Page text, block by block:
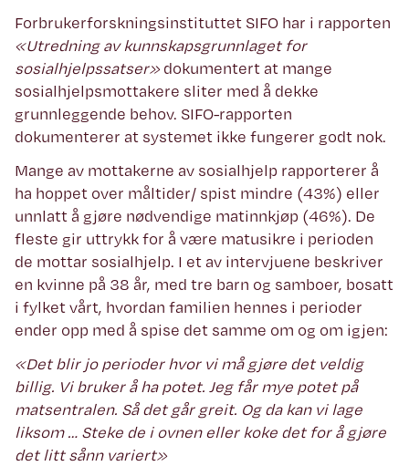
Forbrukerforskningsinstituttet SIFO har i rapporten
«Utredning av kunnskapsgrunnlaget for
sosialhjelpssatser»dokumentert at mange
sosialhjelpsmottakere sliter med å dekke
grunnleggende behov. SIFO-rapporten
dokumenterer at systemet ikke fungerer godt nok.
Mange av mottakerne av sosialhjelp rapporterer å
ha hoppet over måltider/ spist mindre (43%) eller
unnlatt å gjøre nødvendige matinnkjøp (46%). De
fleste gir uttrykk for å være matusikre i perioden
de mottar sosialhjelp. I et av intervjuene beskriver
en kvinne på 38 år, med tre barn og samboer, bosatt
i fylket vårt, hvordan familien hennes i perioder
ender opp med å spise det samme om og om igjen:
«Det blir jo perioder hvor vi må gjøre det veldig
billig. Vi bruker å ha potet. Jeg får mye potet på
matsentralen. Så det går greit. Og da kan vi lage
liksom … Steke de i ovnen eller koke det for å gjøre
det litt sånn variert»